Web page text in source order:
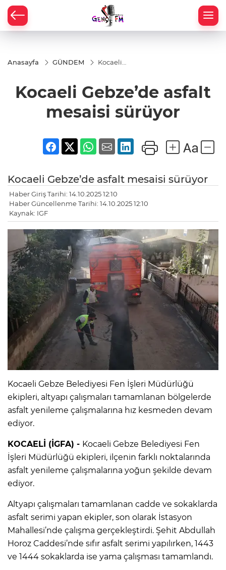
Anasayfa GÜNDEM
Kocaeli
mesaisi
sürüyor
Kocaeli Gebze’de asfalt
mesaisi sürüyor
Kocaeli Gebze’de asfalt mesaisi sürüyor
Haber Giriş Tarihi: 14.10.2025 12:10
Haber Güncellenme Tarihi: 14.10.2025 12:10
Kaynak: IGF
Kocaeli Gebze Belediyesi Fen İşleri Müdürlüğü
ekipleri, altyapı çalışmaları tamamlanan bölgelerde
asfalt yenileme çalışmalarına hız kesmeden devam
ediyor.
KOCAELİ (İGFA) - Kocaeli Gebze Belediyesi Fen
İşleri Müdürlüğü ekipleri, ilçenin farklı noktalarında
asfalt yenileme çalışmalarına yoğun şekilde devam
ediyor.
Altyapı çalışmaları tamamlanan cadde ve sokaklarda
asfalt serimi yapan ekipler, son olarak İstasyon
Mahallesi’nde çalışma gerçekleştirdi. Şehit Abdullah
Horoz Caddesi’nde sıfır asfalt serimi yapılırken, 1443
ve 1444 sokaklarda ise yama çalışması tamamlandı.